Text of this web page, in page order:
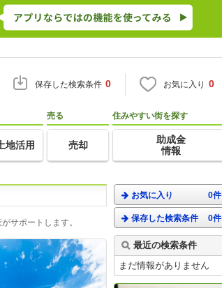
保存した検索条件 0 お気に入り 0
地活用
売る
売却
住みやすい街を探す
助成金
情報
サポートします。
お気に入り 0件
保存した検索条件 0件
最近の検索条件
まだ情報がありません